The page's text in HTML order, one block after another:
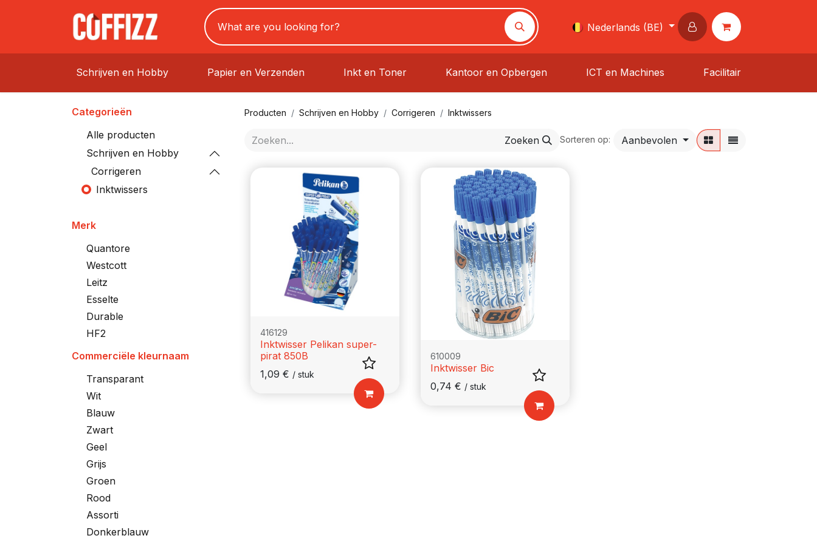
Nederlands (BE)
Schrijven en Hobby Papier en Verzenden Inkt en Toner Kantoor en Opbergen ICT en Machines Facilitair
Categorieën
Alle producten
Schrijven en Hobby
Corrigeren
Inktwissers
Merk
Quantore
Westcott
Leitz
Esselte
Durable
HF2
Commerciële kleurnaam
Transparant
Wit
Blauw
Zwart
Geel
Grijs
Groen
Rood
Assorti
Donkerblauw
Producten Schrijven en Hobby Corrigeren Inktwissers
Zoeken Sorteren op: Aanbevolen
416129
Inktwisser Pelikan super-
pirat 850B
1,09 € / stuk
610009
Inktwisser Bic
0,74 € / stuk